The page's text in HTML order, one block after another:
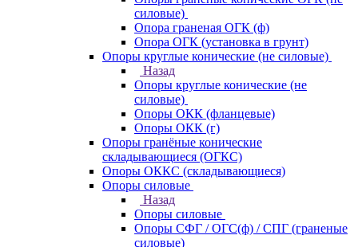
силовые)
Опора граненая ОГК (ф)
Опора ОГК (установка в грунт)
Опоры круглые конические (не силовые)
Назад
Опоры круглые конические (не
силовые)
Опоры ОКК (фланцевые)
Опоры ОКК (г)
Опоры гранёные конические
складывающиеся (ОГКС)
Опоры ОККС (складывающиеся)
Опоры силовые
Назад
Опоры силовые
Опоры СФГ / ОГС(ф) / СПГ (граненые
силовые)